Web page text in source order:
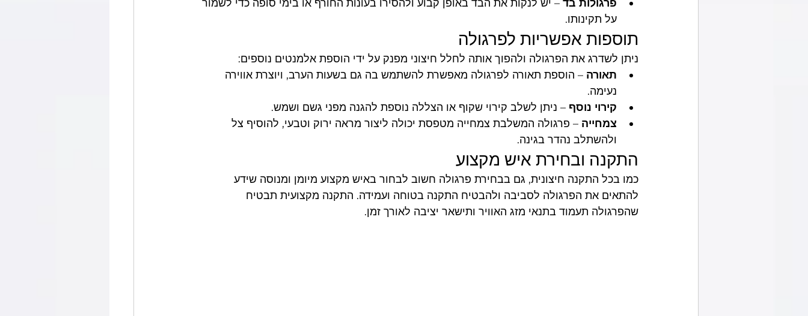
פרגולות בד – יש לנקות את הבד באופן קבוע ולהסירו בעונות החורף או בימי סופה כדי לשמור
על תקינותו.
תוספות אפשריות לפרגולה
ניתן לשדרג את הפרגולה ולהפוך אותה לחלל חיצוני מפנק על ידי הוספת אלמנטים נוספים:
תאורה – הוספת תאורה לפרגולה מאפשרת להשתמש בה גם בשעות הערב, ויוצרת אווירה
נעימה.
קירוי נוסף – ניתן לשלב קירוי שקוף או הצללה נוספת להגנה מפני גשם ושמש.
צמחייה – פרגולה המשלבת צמחייה מטפסת יכולה ליצור מראה ירוק וטבעי, להוסיף צל
ולהשתלב נהדר בגינה.
התקנה ובחירת איש מקצוע
כמו בכל התקנה חיצונית, גם בבחירת פרגולה חשוב לבחור באיש מקצוע מיומן ומנוסה שידע
להתאים את הפרגולה לסביבה ולהבטיח התקנה בטוחה ועמידה. התקנה מקצועית תבטיח
שהפרגולה תעמוד בתנאי מזג האוויר ותישאר יציבה לאורך זמן.